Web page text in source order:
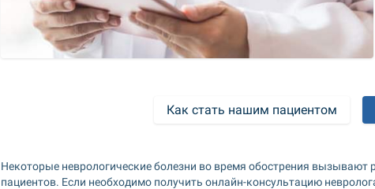
Как стать нашим пациентом
Некоторые неврологические болезни во время обострения
пациентов. Если необходимо получить онлайн-консультацию